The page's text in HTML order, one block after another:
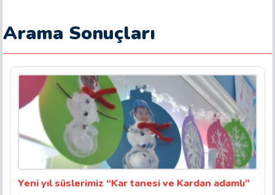
Arama Sonuçları
Yeni yıl süslerimiz “Kar tanesi ve Kardan adamlı”